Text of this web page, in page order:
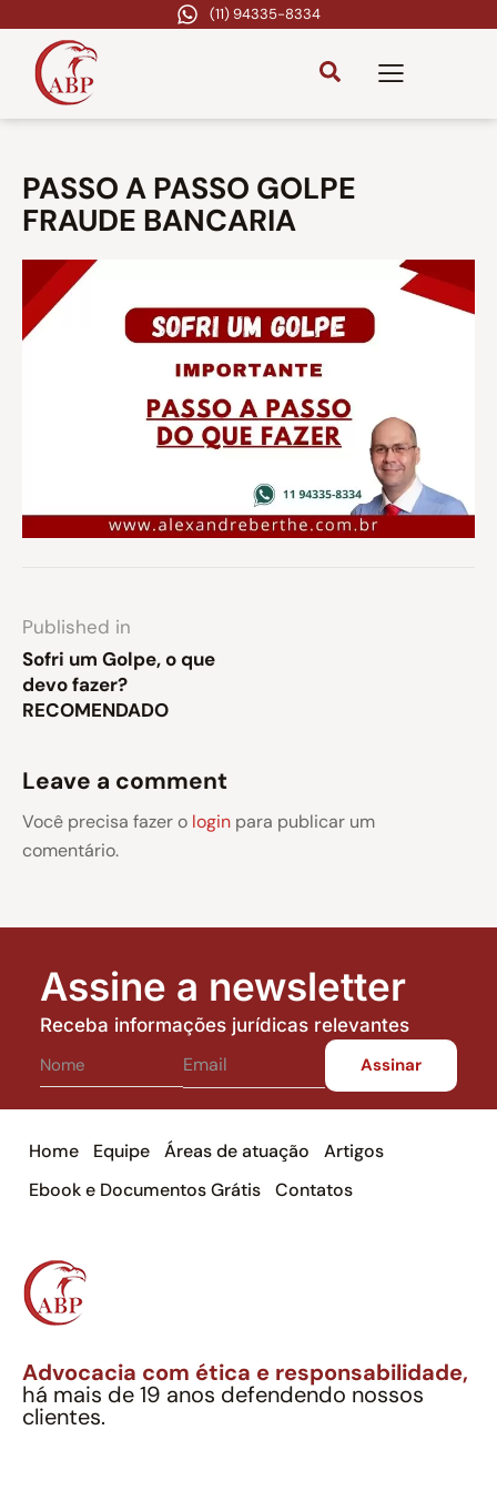
(11) 94335-8334
PASSO A PASSO GOLPE
FRAUDE BANCARIA
Published in
Sofri um Golpe, o que
devo fazer?
RECOMENDADO
Leave a comment
Você precisa fazer o login para publicar um
comentário.
Assine a newsletter
Receba informações jurídicas relevantes
Home Equipe Áreas de atuação
Artigos
Ebook e Documentos Grátis
Contatos
Advocacia com ética e responsabilidade,
há mais de 19 anos defendendo nossos
clientes.